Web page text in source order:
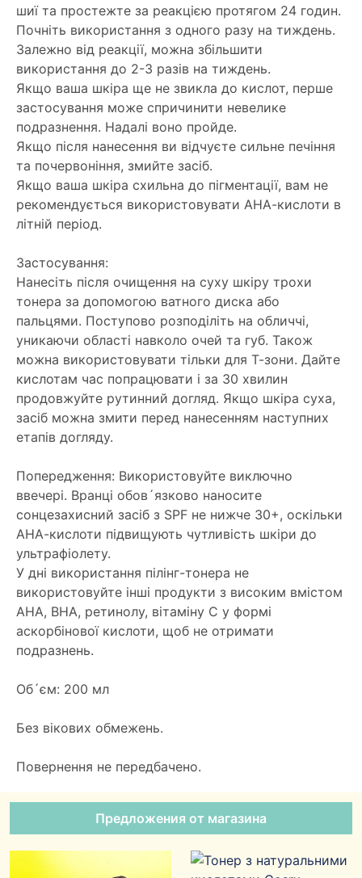
шиї та простежте за реакцією протягом 24 годин.
Почніть використання з одного разу на тиждень.
Залежно від реакції, можна збільшити
використання до 2-3 разів на тиждень.
Якщо ваша шкіра ще не звикла до кислот, перше
застосування може спричинити невелике
подразнення. Надалі воно пройде.
Якщо після нанесення ви відчуєте сильне печіння
та почервоніння, змийте засіб.
Якщо ваша шкіра схильна до пігментації, вам не
рекомендується використовувати АНА-кислоти в
літній період.
Застосування:
Нанесіть після очищення на суху шкіру трохи
тонера за допомогою ватного диска або
пальцями. Поступово розподіліть на обличчі,
уникаючи області навколо очей та губ. Також
можна використовувати тільки для Т-зони. Дайте
кислотам час попрацювати і за 30 хвилин
продовжуйте рутинний догляд. Якщо шкіра суха,
засіб можна змити перед нанесенням наступних
етапів догляду.
Попередження: Використовуйте виключно
ввечері. Вранці обов´язково наносите
сонцезахисний засіб з SPF не нижче 30+, оскільки
АНА-кислоти підвищують чутливість шкіри до
ультрафіолету.
У дні використання пілінг-тонера не
використовуйте інші продукти з високим вмістом
AHA, BHA, ретинолу, вітаміну С у формі
аскорбінової кислоти, щоб не отримати
подразнень.
Об´єм: 200 мл
Без вікових обмежень.
Повернення не передбачено.
Предложения от магазина